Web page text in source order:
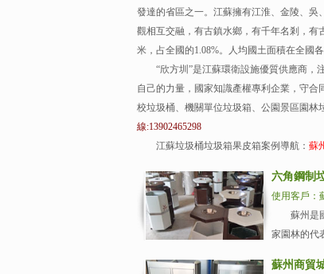
發達的省區之一。江蘇擁有江淮、金陵、
觀相互交融，有古鎮水鄉，有千年名剎，有
米，占全國的1.08%。人均國土面積在全國
“欣方圳”是江蘇環衛設施優質供應商，
自己的力量，國家知識產權專利企業，守
校垃圾桶、機關單位垃圾箱、公園景區園林
線:13902465298
江蘇垃圾桶垃圾箱果皮箱案例導航： 蘇
六角鋼制
使用客戶：
蘇州是國
家園林的代
蘇州商貿